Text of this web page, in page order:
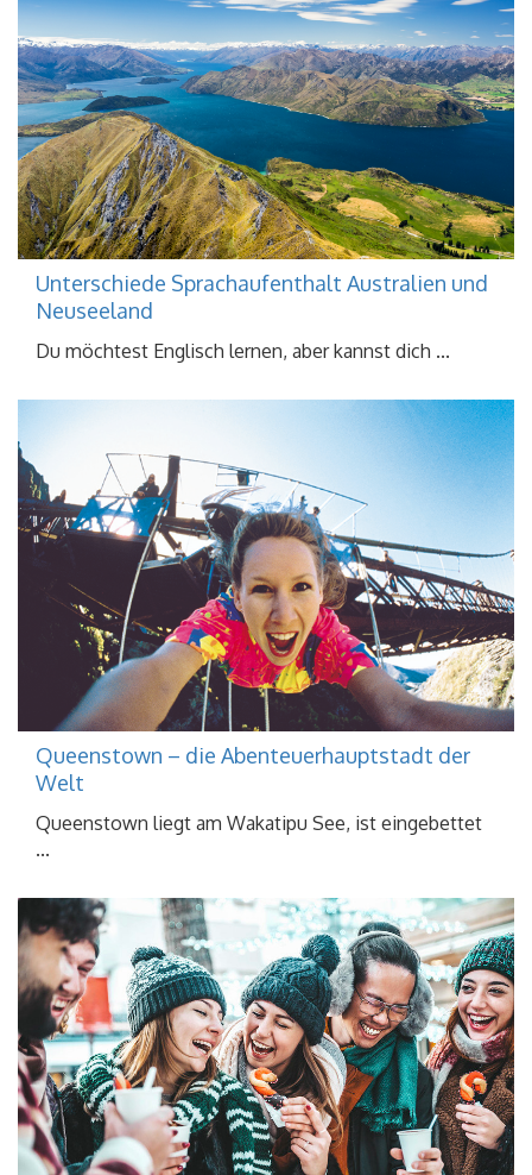
Unterschiede Sprachaufenthalt Australien und
Neuseeland
Du möchtest Englisch lernen, aber kannst dich ...
Queenstown – die Abenteuerhauptstadt der
Welt
Queenstown liegt am Wakatipu See, ist eingebettet
...